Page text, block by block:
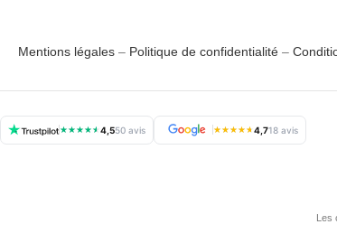
Mentions légales – Politique de confidentialité –
★★★★★4,550 avis ★★★★★4,718 avis
Les